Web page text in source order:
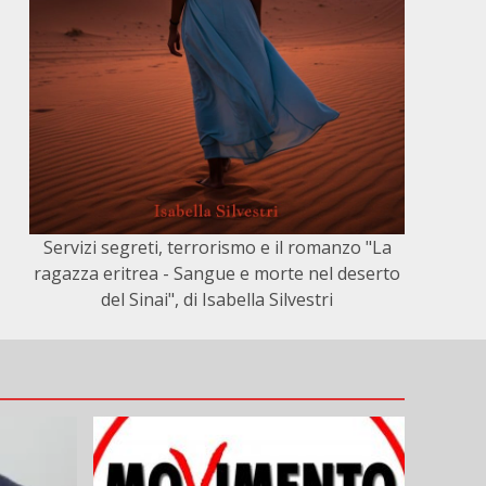
Servizi segreti, terrorismo e il romanzo "La
ragazza eritrea - Sangue e morte nel deserto
del Sinai", di Isabella Silvestri